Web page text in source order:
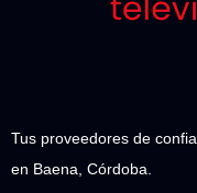
Tus proveedores de
en Baena, Córdoba.